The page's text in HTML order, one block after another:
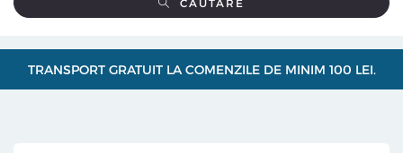
CĂUTARE
TRANSPORT GRATUIT LA COMENZILE DE MINIM 100 LEI.